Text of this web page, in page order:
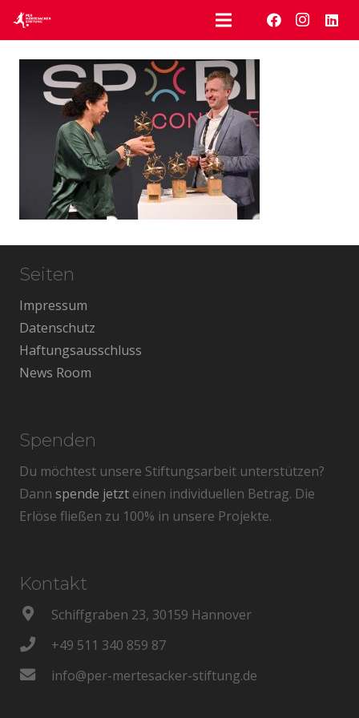
Seiten
Impressum
Datenschutz
Haftungsausschluss
News Room
Spenden
Du möchtest unsere Stiftungsarbeit unterstützen?
Dann spende jetzt einen individuellen Betrag. Die
Erlöse fließen zu 100% in unsere Projekte.
Kontakt
Schiffgraben 23, 30159 Hannover
+49 511 340 859 87
info@per-mertesacker-stiftung.de